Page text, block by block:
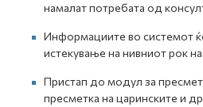
намалат потребата од
Информациите во системот
истекување на нивниот рок
Пристап до модул за
пресметка на царинските и